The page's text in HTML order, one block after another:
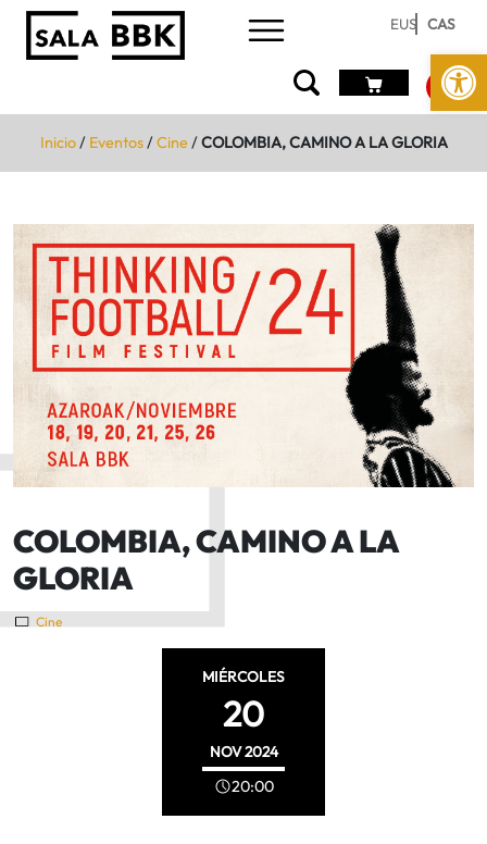
Abrir
EUS CAS
Inicio/ Eventos/Cine/COLOMBIA, CAMINO A LA GLORIA
COLOMBIA, CAMINO A LA
GLORIA
Cine
MIÉRCOLES
20
NOV2024
20:00